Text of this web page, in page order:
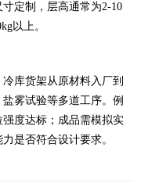
定制，层高通常为2-10
以上。
库货架从原材料入厂到
雾试验等多道工序。例
度达标；成品需模拟实
是否符合设计要求。